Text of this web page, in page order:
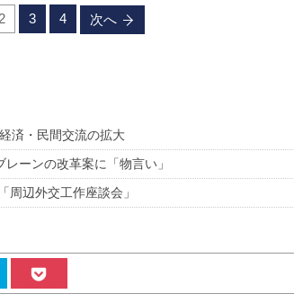
2 3 4 次へ
済・民間交流の拡大
ーンの改革案に「物言い」
辺外交工作座談会」